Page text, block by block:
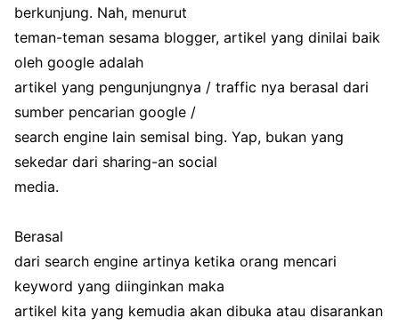
berkunjung. Nah, menurut
teman-teman sesama blogger, artikel yang dinilai baik
oleh google adalah
artikel yang pengunjungnya / traffic nya berasal dari
sumber pencarian google /
search engine lain semisal bing. Yap, bukan yang
sekedar dari sharing-an social
media.
Berasal
dari search engine artinya ketika orang mencari
keyword yang diinginkan maka
artikel kita yang kemudia akan dibuka atau disarankan